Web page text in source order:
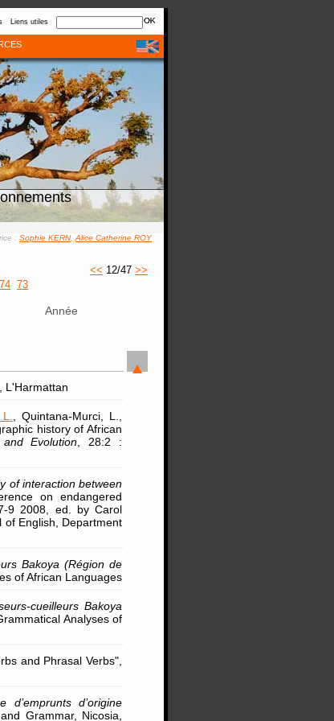
Liens utiles
: Sophie KERN, Alice Catherine ROY
74 73
<< 12/47 >>
Année
L'Harmattan
, Quintana-Murci, L.,
history of African
Evolution , 28:2 :
of interaction between
on endangered
9 2008, ed. by Carol
of English, Department
Bakoya (Région de
of African Languages
cueilleurs Bakoya
Analyses of
and Phrasal Verbs",
d’emprunts d’origine
Grammar, Nicosia,